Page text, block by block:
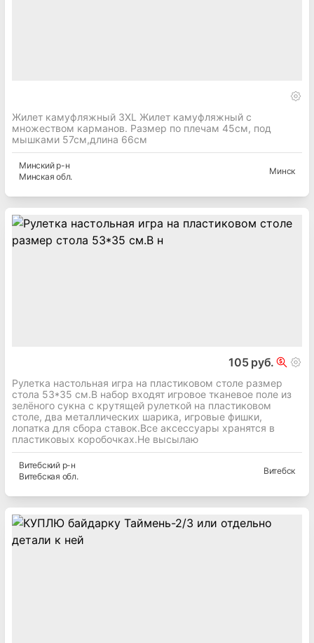
Жилет камуфляжный 3XL Жилет камуфляжный с
множеством карманов. Размер по плечам 45см, под
мышками 57см,длина 66см
Минскийр-н
Минская обл.
Минск
105 руб.
Рулетка настольная игра на пластиковом столе размер
стола 53*35 см.В набор входят игровое тканевое поле из
зелёного сукна с крутящей рулеткой на пластиковом
столе, два металлических шарика, игровые фишки,
лопатка для сбора ставок.Все аксессуары хранятся в
пластиковых коробочках.Не высылаю
Витебскийр-н
Витебская обл.
Витебск